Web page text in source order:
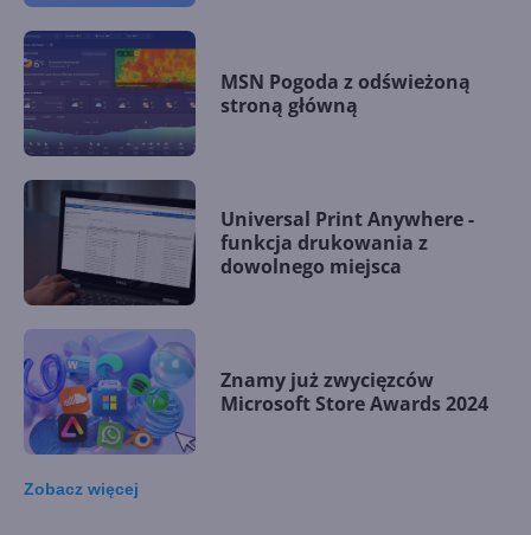
MSN Pogoda z odświeżoną
stroną główną
Universal Print Anywhere -
funkcja drukowania z
dowolnego miejsca
Znamy już zwycięzców
Microsoft Store Awards 2024
Zobacz więcej